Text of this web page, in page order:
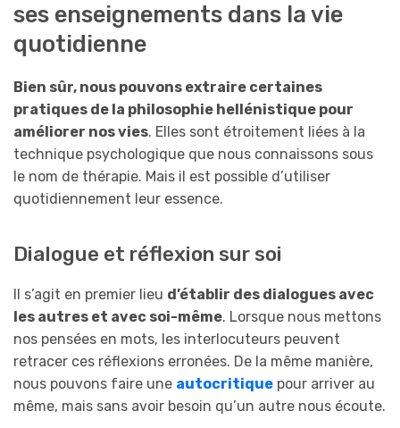
ses enseignements dans la vie
quotidienne
Bien sûr, nous pouvons extraire certaines
pratiques de la philosophie hellénistique pour
améliorer nos vies. Elles sont étroitement liées à la
technique psychologique que nous connaissons sous
le nom de thérapie. Mais il est possible d’utiliser
quotidiennement leur essence.
Dialogue et réflexion sur soi
Il s’agit en premier lieu d’établir des dialogues avec
les autres et avec soi-même. Lorsque nous mettons
nos pensées en mots, les interlocuteurs peuvent
retracer ces réflexions erronées. De la même manière,
nous pouvons faire une autocritique pour arriver au
même, mais sans avoir besoin qu’un autre nous écoute.